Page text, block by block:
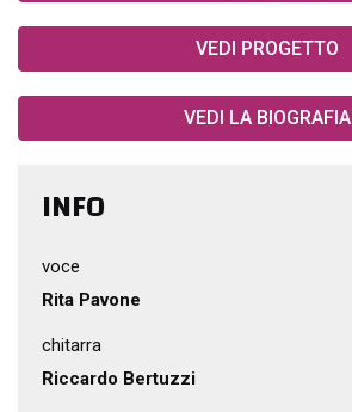
VEDI PROGETTO
VEDI LA BIOGRAFIA
INFO
voce
Rita Pavone
chitarra
Riccardo Bertuzzi